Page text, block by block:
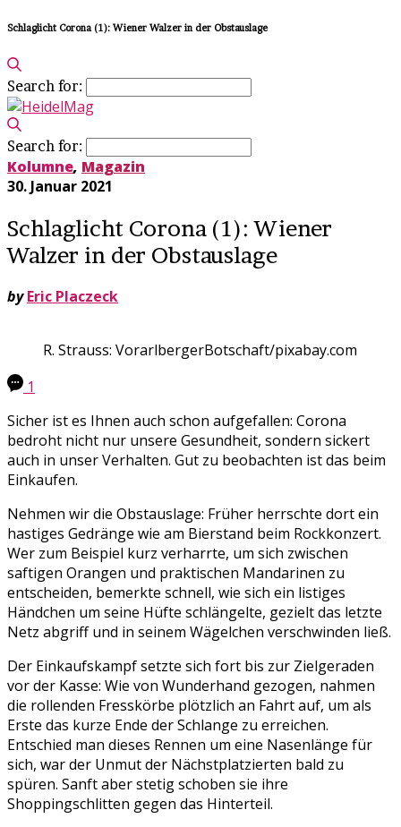
Schlaglicht Corona (1): Wiener Walzer in der Obstauslage
Search for:
Search for:
Kolumne, Magazin
30. Januar 2021
Schlaglicht Corona (1): Wiener
Walzer in der Obstauslage
by Eric Placzeck
R. Strauss: VorarlbergerBotschaft/pixabay.com
1
Sicher ist es Ihnen auch schon aufgefallen: Corona
bedroht nicht nur unsere Gesundheit, sondern sickert
auch in unser Verhalten. Gut zu beobachten ist das beim
Einkaufen.
Nehmen wir die Obstauslage: Früher herrschte dort ein
hastiges Gedränge wie am Bierstand beim Rockkonzert.
Wer zum Beispiel kurz verharrte, um sich zwischen
saftigen Orangen und praktischen Mandarinen zu
entscheiden, bemerkte schnell, wie sich ein listiges
Händchen um seine Hüfte schlängelte, gezielt das letzte
Netz abgriff und in seinem Wägelchen verschwinden ließ.
Der Einkaufskampf setzte sich fort bis zur Zielgeraden
vor der Kasse: Wie von Wunderhand gezogen, nahmen
die rollenden Fresskörbe plötzlich an Fahrt auf, um als
Erste das kurze Ende der Schlange zu erreichen.
Entschied man dieses Rennen um eine Nasenlänge für
sich, war der Unmut der Nächstplatzierten bald zu
spüren. Sanft aber stetig schoben sie ihre
Shoppingschlitten gegen das Hinterteil.